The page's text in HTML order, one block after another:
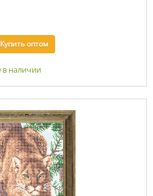
Купитьоптом
в наличии